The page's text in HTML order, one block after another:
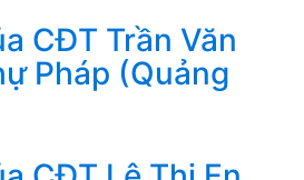
CĐT Trần Văn
Pháp (Quảng